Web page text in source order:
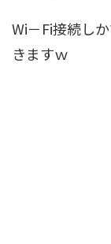
Wi－Fi接続し
きますｗ